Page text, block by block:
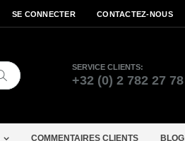
SE CONNECTER CONTACTEZ-NOUS
Chercher
SERVICE CLIENTS:
+32 (0) 2 782 27 78
COMMENTAIRES CLIENTS BLOG